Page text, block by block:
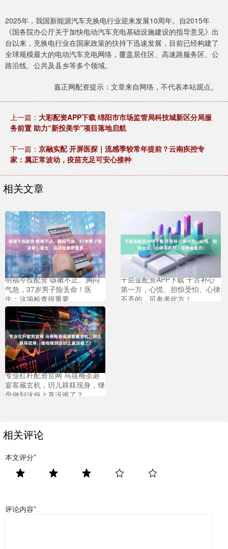
2025年，我国新能源汽车充换电行业迎来发展10周年。自2015年
《国务院办公厅关于加快电动汽车充电基础设施建设的指导意见》出
台以来，充换电行业在国家政策的扶持下迅速发展，目前已经构建了
全球规模最大的电动汽车充电网络，覆盖居住区、高速路服务区、公
路沿线、公共及县乡等多个领域。
嘉正网配资提示：文章来自网络，不代表本站观点。
上一篇： 大彩配资APP下载 绵阳市市场监管局科技城新区分局服
务前置 助力“新投美学”项目落地启航
下一篇： 京融实配 开屏医探｜流感季较常年提前？云南疾控专
家：属正常波动，疫苗充足可安心接种
相关文章
明福今投配资 咳嗽不止、胸闷
气急，37岁男子险丢命！医
生：这项检查很重要
千层金配资APP下载 千古补心
第一方，心慌、担惊受怕、心律
不齐的，可参考此方！
专业杠杆配资官网 马筱梅圣诞
宴客藏玄机，玥儿箖箖现身，继
母做到这份上真没谁了？
相关评论
本文评分*
评论内容*